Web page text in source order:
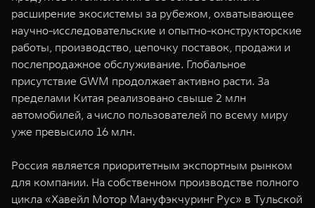
расширение экосистемы за рубежом, охватывающее
научно-исследовательские и опытно-конструкторские
работы, производство, цепочку поставок, продажи и
послепродажное обслуживание. Глобальное
присутствие GWM продолжает активно расти. За
пределами Китая реализовано свыше 2 млн
автомобилей, а число пользователей по всему миру
уже превысило 16 млн.
Россия является приоритетным экспортным рынком
для компании. На собственном производстве полного
цикла «Хавейл Мотор Мануфэкчуринг Рус» в Тульской